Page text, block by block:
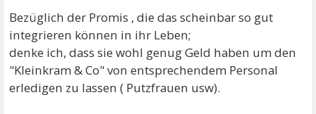
Bezüglich der Promis , die das scheinbar so gut
integrieren können in ihr Leben;
denke ich, dass sie wohl genug Geld haben um den
"Kleinkram & Co" von entsprechendem Personal
erledigen zu lassen ( Putzfrauen usw).